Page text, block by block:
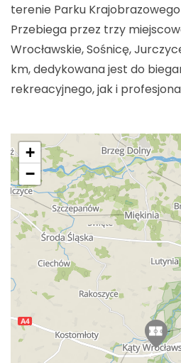
terenie Parku
Przebiega przez trzy
Wrocławskie, Sośnicę,
km, dedykowana jest do
rekreacyjnego, jak i
+
−